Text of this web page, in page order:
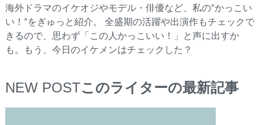
海外ドラマのイケオジやモデル・俳優など、私の“かっこい
い！”をぎゅっと紹介。 全盛期の活躍や出演作もチェックで
きるので、思わず「この人かっこいい！」と声に出すか
も。もう、今日のイケメンはチェックした？
NEW POSTこのライターの最新記事